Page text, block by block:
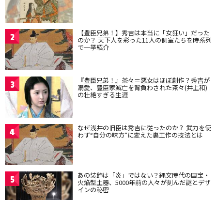
2 【豊臣兄弟！】秀吉は本当に「女狂い」だった
のか？ 天下人を彩った11人の側室たちを時系列
で一挙紹介
3 『豊臣兄弟！』茶々＝悪女はほぼ創作？秀吉が
溺愛、豊臣家滅亡を背負わされた茶々(井上和)
の壮絶すぎる生涯
4 なぜ浅井の旧臣は秀吉に従ったのか？ 武力を使
わず“自分の味方”に変えた裏工作の技法とは
5 あの装飾は「炎」ではない？縄文時代の国宝・
火焔型土器、5000年前の人々が刻んだ謎とデザ
インの秘密